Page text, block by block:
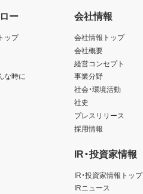
ー
ップ
な時に
会社情報
会社情報トップ
会社概要
経営コンセプト
事業分野
社会・環境活動
社史
プレスリリース
採用情報
IR・投資家情報
IR・投資家情報トップ
IRニュース